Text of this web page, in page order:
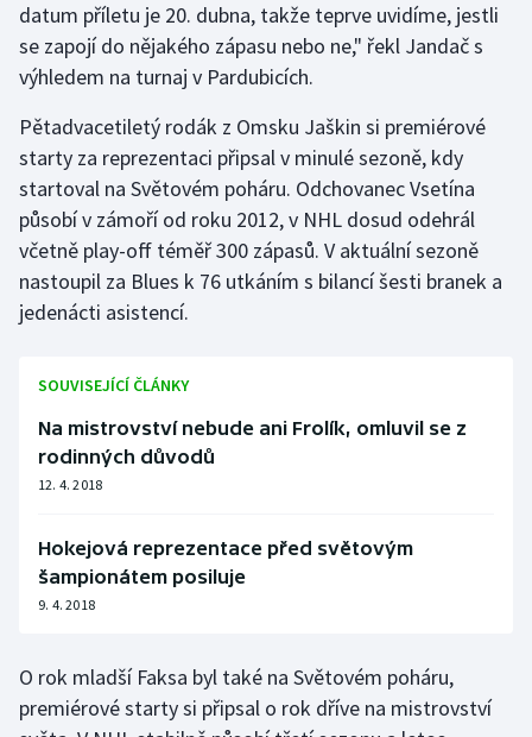
datum příletu je 20. dubna, takže teprve uvidíme, jestli
se zapojí do nějakého zápasu nebo ne," řekl Jandač s
výhledem na turnaj v Pardubicích.
Pětadvacetiletý rodák z Omsku Jaškin si premiérové
starty za reprezentaci připsal v minulé sezoně, kdy
startoval na Světovém poháru. Odchovanec Vsetína
působí v zámoří od roku 2012, v NHL dosud odehrál
včetně play-off téměř 300 zápasů. V aktuální sezoně
nastoupil za Blues k 76 utkáním s bilancí šesti branek a
jedenácti asistencí.
SOUVISEJÍCÍ ČLÁNKY
Na mistrovství nebude ani Frolík, omluvil se z
rodinných důvodů
12. 4. 2018
Hokejová reprezentace před světovým
šampionátem posiluje
9. 4. 2018
O rok mladší Faksa byl také na Světovém poháru,
premiérové starty si připsal o rok dříve na mistrovství